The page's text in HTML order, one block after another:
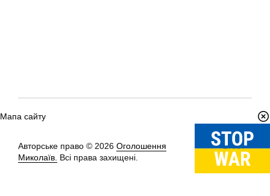
Мапа сайту
Авторське право © 2026 Оголошення
Миколаїв. Всі права захищені.
Вгору